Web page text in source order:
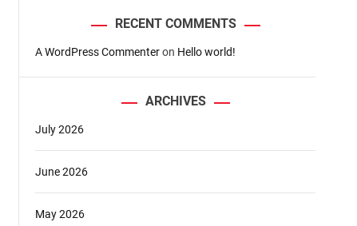
RECENT COMMENTS
A WordPress Commenteron Hello world!
ARCHIVES
July 2026
June 2026
May 2026